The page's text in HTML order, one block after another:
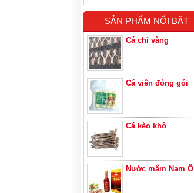
SẢN PHẨM NỔI BẬT
Cá chỉ vàng
Cá viên đóng gói
Cá kèo khô
Nước mắm Nam Ô